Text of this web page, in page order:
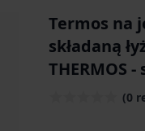
Termos na
składaną
THERMOS
(0